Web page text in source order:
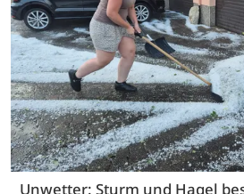
Unwetter: Sturm und Hagel